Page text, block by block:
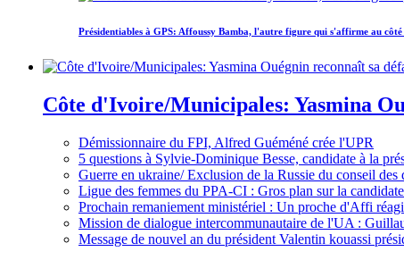
Présidentiables à GPS: Affoussy Bamba, l'autre figure qui s'affirme au côté
Côte d'Ivoire/Municipales: Yasmina
Démissionnaire du FPI, Alfred Guéméné crée l'UPR
5 questions à Sylvie-Dominique Besse, candidate à la
Guerre en ukraine/ Exclusion de la Russie du conseil
Ligue des femmes du PPA-CI : Gros plan sur la
Prochain remaniement ministériel : Un proche d'Affi
Mission de dialogue intercommunautaire de l'UA :
Message de nouvel an du président Valentin kouassi